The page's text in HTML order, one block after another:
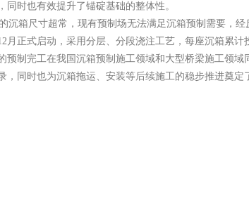
同时也有效提升了锚碇基础的整体性。
箱尺寸超常，现有预制场无法满足沉箱预制需要，
月正式启动，采用分层、分段浇注工艺，每座沉箱累
预制完工在我国沉箱预制施工领域和大型桥梁施工领
，同时也为沉箱拖运、安装等后续施工的稳步推进奠定